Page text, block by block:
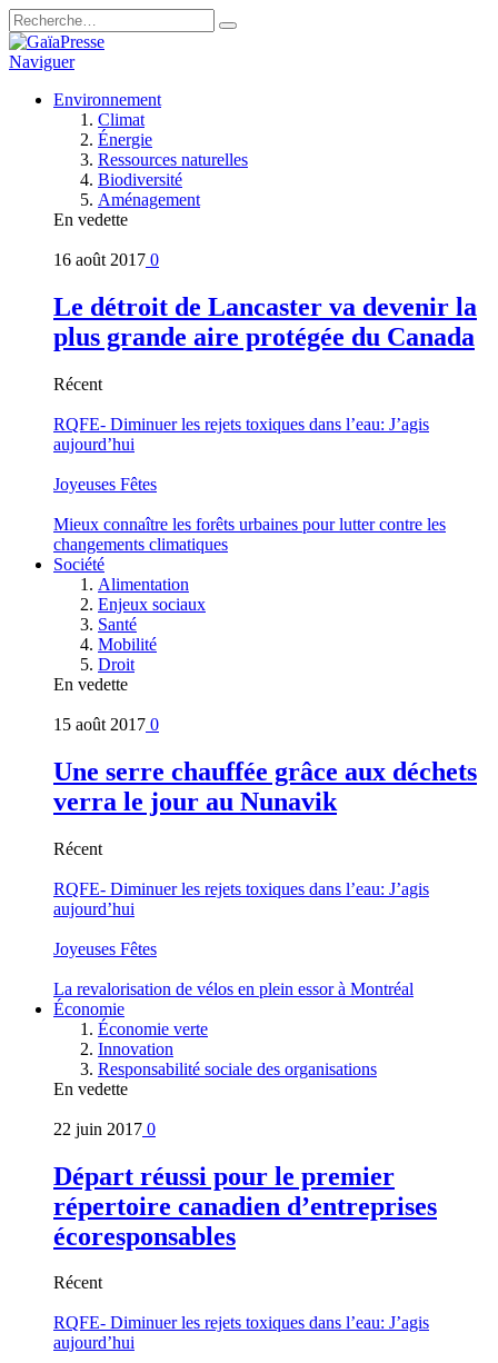
Naviguer
Environnement
Climat
Énergie
Ressources naturelles
Biodiversité
Aménagement
En vedette
16 août 2017 0
Le détroit de Lancaster va devenir la
plus grande aire protégée du Canada
Récent
RQFE- Diminuer les rejets toxiques dans l’eau: J’agis
aujourd’hui
Joyeuses Fêtes
Mieux connaître les forêts urbaines pour lutter contre les
changements climatiques
Société
Alimentation
Enjeux sociaux
Santé
Mobilité
Droit
En vedette
15 août 2017 0
Une serre chauffée grâce aux déchets
verra le jour au Nunavik
Récent
RQFE- Diminuer les rejets toxiques dans l’eau: J’agis
aujourd’hui
Joyeuses Fêtes
La revalorisation de vélos en plein essor à Montréal
Économie
Économie verte
Innovation
Responsabilité sociale des organisations
En vedette
22 juin 2017 0
Départ réussi pour le premier
répertoire canadien d’entreprises
écoresponsables
Récent
RQFE- Diminuer les rejets toxiques dans l’eau: J’agis
aujourd’hui